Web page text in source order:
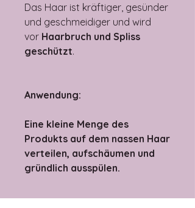
Das Haar ist kräftiger, gesünder
und geschmeidiger und wird
vor Haarbruch und Spliss
geschützt.
Anwendung:
Eine kleine Menge des
Produkts auf dem nassen Haar
verteilen, aufschäumen und
gründlich ausspülen.